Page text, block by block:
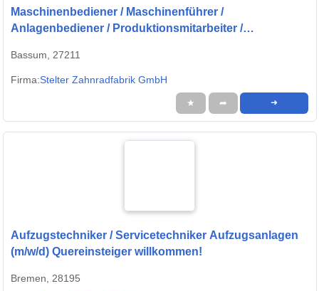
Maschinenbediener / Maschinenführer /
Anlagenbediener / Produktionsmitarbeiter /
Quereinsteiger willkommen
Bassum, 27211
Firma:Stelter Zahnradfabrik GmbH
★ ➦ ➜
Aufzugstechniker / Servicetechniker Aufzugsanlagen
(m/w/d) Quereinsteiger willkommen!
Bremen, 28195